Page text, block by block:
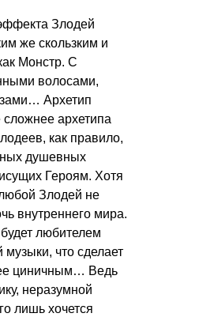
Злодей
же скользким и
Монстр. С
волосами,
Архетип
архетипа
как правило,
душевных
Героям. Хотя
Злодей не
внутреннего мира.
любителем
музыки, что сделает
циничным… Ведь
неразумной
лишь хочется